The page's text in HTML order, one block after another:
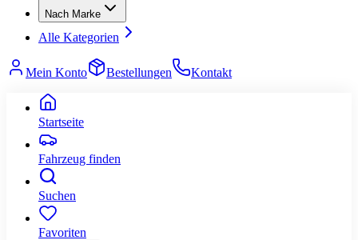
Nach Marke
Alle Kategorien
Mein Konto Bestellungen Kontakt
Startseite
Fahrzeug finden
Suchen
Favoriten